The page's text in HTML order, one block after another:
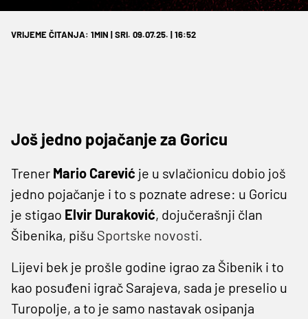
VRIJEME ČITANJA: 1MIN | SRI. 09.07.25. | 16:52
Još jedno pojačanje za Goricu
Trener Mario Carević je u svlačionicu dobio još
jedno pojačanje i to s poznate adrese: u Goricu
je stigao Elvir Duraković, dojučerašnji član
Šibenika, pišu Sportske novosti.
Lijevi bek je prošle godine igrao za Šibenik i to
kao posuđeni igrač Sarajeva, sada je preselio u
Turopolje, a to je samo nastavak osipanja